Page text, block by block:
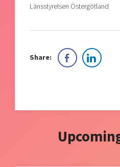
Länsstyrelsen Östergötland
Share: